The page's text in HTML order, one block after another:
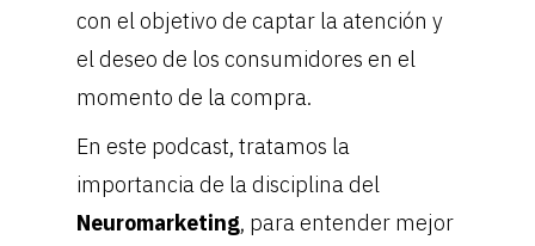
con el objetivo de captar la atención y
el deseo de los consumidores en el
momento de la compra.
En este podcast, tratamos la
importancia de la disciplina del
Neuromarketing, para entender mejor